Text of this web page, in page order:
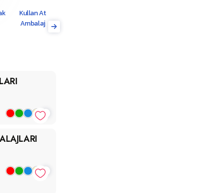
Kullan At
Ambalaj
+
+